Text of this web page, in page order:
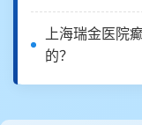
上海瑞金医院
的？